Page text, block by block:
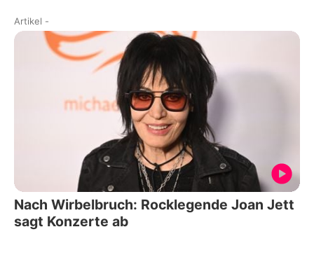
Artikel -
Nach Wirbelbruch: Rocklegende Joan Jett
sagt Konzerte ab